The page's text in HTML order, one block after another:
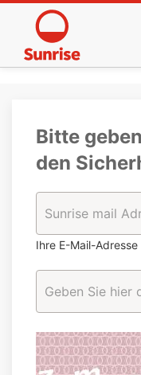
Bitte
den
Ihre E-Mail-